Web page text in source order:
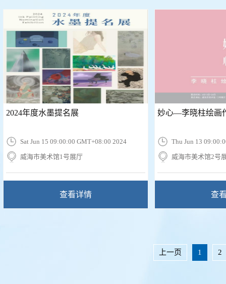
2024年度水墨提名展
Sat Jun 15 09:00:00 GMT+08:00 2024
威海市美术馆1号展厅
查看详情
妙心—李晓柱绘画
Thu Jun 13
威海市美术馆2号
查
上一页 1 2